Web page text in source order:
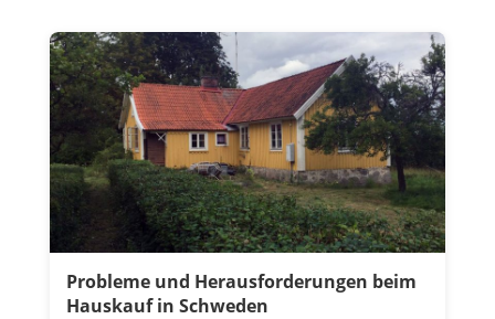
Probleme und Herausforderungen beim
Hauskauf in Schweden